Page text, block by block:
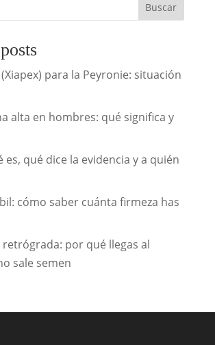
Buscar
para la Peyronie: situación
alta en hombres: qué significa y
es, qué dice la evidencia y a quién
cómo saber cuánta firmeza has
retrógrada: por qué llegas al
sale semen